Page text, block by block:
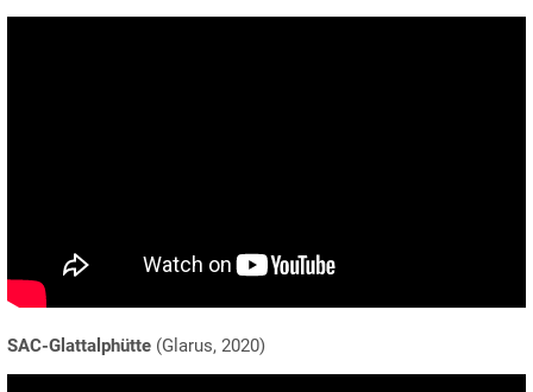
SAC-Glattalphütte (Glarus, 2020)